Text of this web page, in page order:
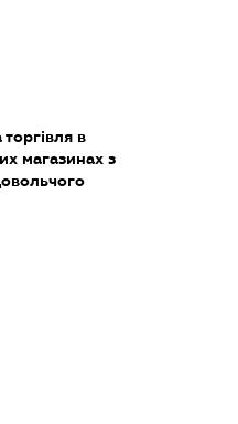
в
магазинах з